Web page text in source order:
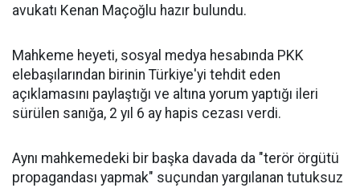
avukatı Kenan Maçoğlu hazır bulundu.
Mahkeme heyeti, sosyal medya hesabında PKK
elebaşılarından birinin Türkiye'yi tehdit eden
açıklamasını paylaştığı ve altına yorum yaptığı ileri
sürülen sanığa, 2 yıl 6 ay hapis cezası verdi.
Aynı mahkemedeki bir başka davada da "terör örgütü
propagandası yapmak" suçundan yargılanan tutuksuz